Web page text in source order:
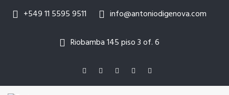
+549 11 5595 9511 info@antoniodigenova.com
Riobamba 145 piso 3 of. 6